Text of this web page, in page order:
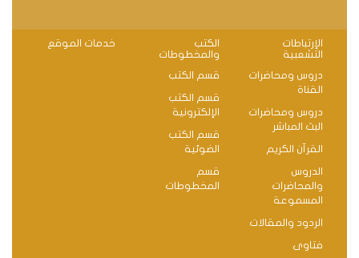
الإرتباطات
التشعبية
دروس ومحاضرات
القناة
دروس ومحاضرات
البث المباشر
القرآن الكريم
الدروس
والمحاضرات
المسموعة
الردود والمقالات
فتاوى
الكتب
والمخطوطات
قسم الكتب
قسم الكتب
الإلكترونية
قسم الكتب
الضوئية
قسم
المخطوطات
خدمات الموقع